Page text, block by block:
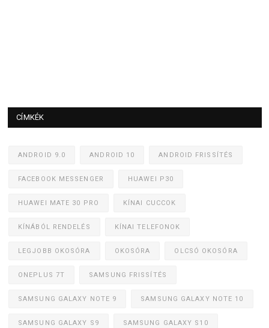
CÍMKÉK
ANDROID 9.0 ANDROID 10 ANDROID FRISSÍTÉS
FACEBOOK MESSENGER HUAWEI P30
HUAWEI MATE 30 PRO KÍNAI CUCCOK
KÍNÁBÓL RENDELÉS KÍNAI TELEFONOK
LEGJOBB OKOSÓRA OKOSÓRA OLCSÓ OKOSÓRA
ONEPLUS 7T SAMSUNG FRISSÍTÉS
SAMSUNG GALAXY NOTE 9 SAMSUNG GALAXY NOTE 10
SAMSUNG GALAXY S9 SAMSUNG GALAXY S10